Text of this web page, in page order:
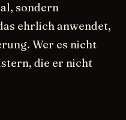
sondern
ehrlich anwendet,
Wer es nicht
die er nicht